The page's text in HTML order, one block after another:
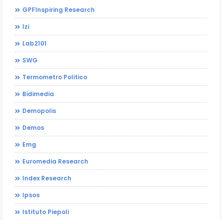
GPFInspiring Research
Izi
Lab2101
SWG
Termometro Politico
Bidimedia
Demopolis
Demos
Emg
Euromedia Research
Index Research
Ipsos
Istituto Piepoli